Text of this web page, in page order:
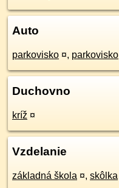
Auto
parkovisko ¤, parkovisko
Duchovno
kríž ¤
Vzdelanie
základná škola ¤, skôlka